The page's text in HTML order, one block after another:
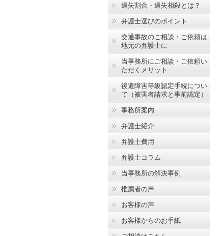
過失割合・過失相殺とは？
弁護士選びのポイント
交通事故のご相談・ご依頼は
地元の弁護士に
当事務所にご相談・ご依頼い
ただくメリット
後遺障害等級認定手続につい
て（被害者請求と事前認定）
事務所案内
弁護士紹介
弁護士費用
弁護士コラム
当事務所の解決事例
推薦者の声
お客様の声
お客様からのお手紙